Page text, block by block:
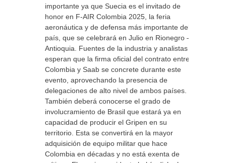
importante ya que Suecia es el invitado de
honor en F-AIR Colombia 2025, la feria
aeronáutica y de defensa más importante del
país, que se celebrará en Julio en Rionegro –
Antioquia. Fuentes de la industria y analistas
esperan que la firma oficial del contrato entre
Colombia y Saab se concrete durante este
evento, aprovechando la presencia de
delegaciones de alto nivel de ambos países.
También deberá conocerse el grado de
involucramiento de Brasil que estará ya en
capacidad de producir el Gripen en su
territorio. Esta se convertirá en la mayor
adquisición de equipo militar que hace
Colombia en décadas y no está exenta de